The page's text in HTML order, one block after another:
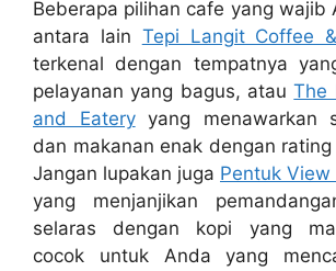
Beberapa pilihan cafe yang wajib
antara lain Tepi Langit Coffee
terkenal dengan tempatnya
pelayanan yang bagus, atauThe
and Eateryyang menawarkan
dan makanan enak dengan
Jangan lupakan juga Pentuk
yang menjanjikan
selaras dengan kopi yang
cocok untuk Anda yang